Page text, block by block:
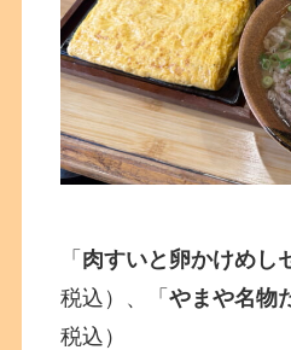
「 肉すいと卵かけめし
税込）、「やまや名物
税込）